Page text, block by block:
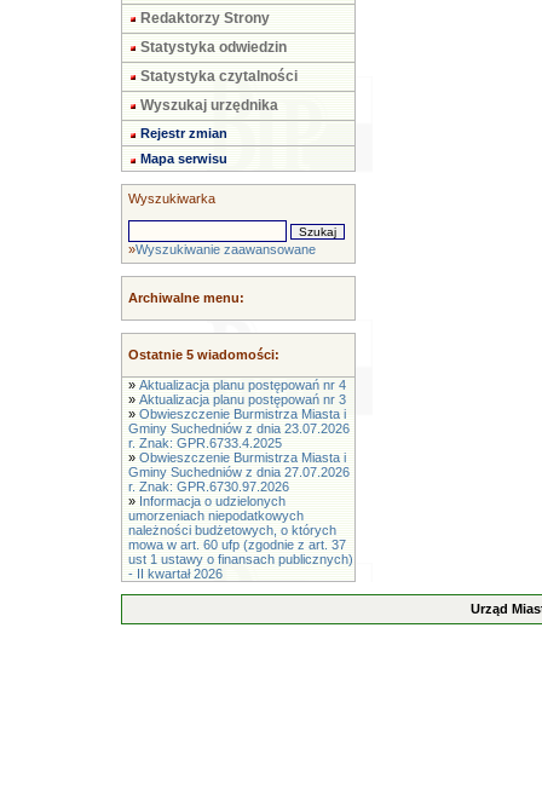
Redaktorzy Strony
Statystyka odwiedzin
Statystyka czytalności
Wyszukaj urzędnika
Rejestr zmian
Mapa serwisu
Wyszukiwarka
»Wyszukiwanie zaawansowane
Archiwalne menu:
Ostatnie 5 wiadomości:
» Aktualizacja planu postępowań nr 4
» Aktualizacja planu postępowań nr 3
» Obwieszczenie Burmistrza Miasta i
Gminy Suchedniów z dnia 23.07.2026
r. Znak: GPR.6733.4.2025
» Obwieszczenie Burmistrza Miasta i
Gminy Suchedniów z dnia 27.07.2026
r. Znak: GPR.6730.97.2026
» Informacja o udzielonych
umorzeniach niepodatkowych
należności budżetowych, o których
mowa w art. 60 ufp (zgodnie z art. 37
ust 1 ustawy o finansach publicznych)
- II kwartał 2026
Urząd